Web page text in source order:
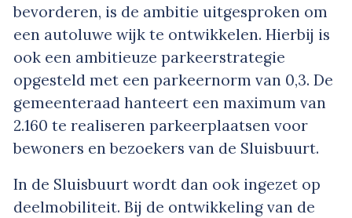
bevorderen, is de ambitie uitgesproken om
een autoluwe wijk te ontwikkelen. Hierbij is
ook een ambitieuze parkeerstrategie
opgesteld met een parkeernorm van 0,3. De
gemeenteraad hanteert een maximum van
2.160 te realiseren parkeerplaatsen voor
bewoners en bezoekers van de Sluisbuurt.
In de Sluisbuurt wordt dan ook ingezet op
deelmobiliteit. Bij de ontwikkeling van de